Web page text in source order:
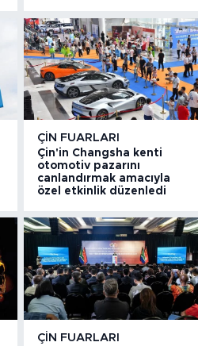
ÇIN FUARLARI
Çin'in Changsha kenti
otomotiv pazarını
canlandırmak amacıyla
özel etkinlik düzenledi
ÇIN FUARLARI